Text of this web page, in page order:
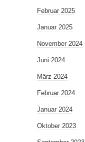
Februar 2025
Januar 2025
November 2024
Juni 2024
März 2024
Februar 2024
Januar 2024
Oktober 2023